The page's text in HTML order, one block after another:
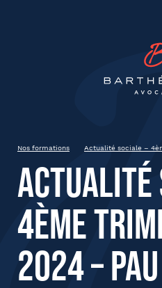
Nos formations Actualité sociale –
Actualité
4ème
2024 – Pau
Actualité sociale
trimestre 2024 –
8h45 à 12h45
État civil
Prénom